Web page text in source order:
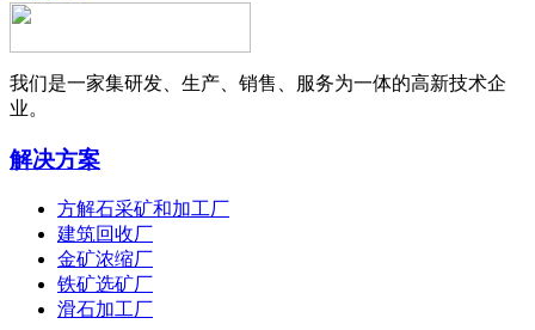
我们是一家集研发、生产、销售、服务为一体的高新技术企
业。
解决方案
方解石采矿和加工厂
建筑回收厂
金矿浓缩厂
铁矿选矿厂
滑石加工厂